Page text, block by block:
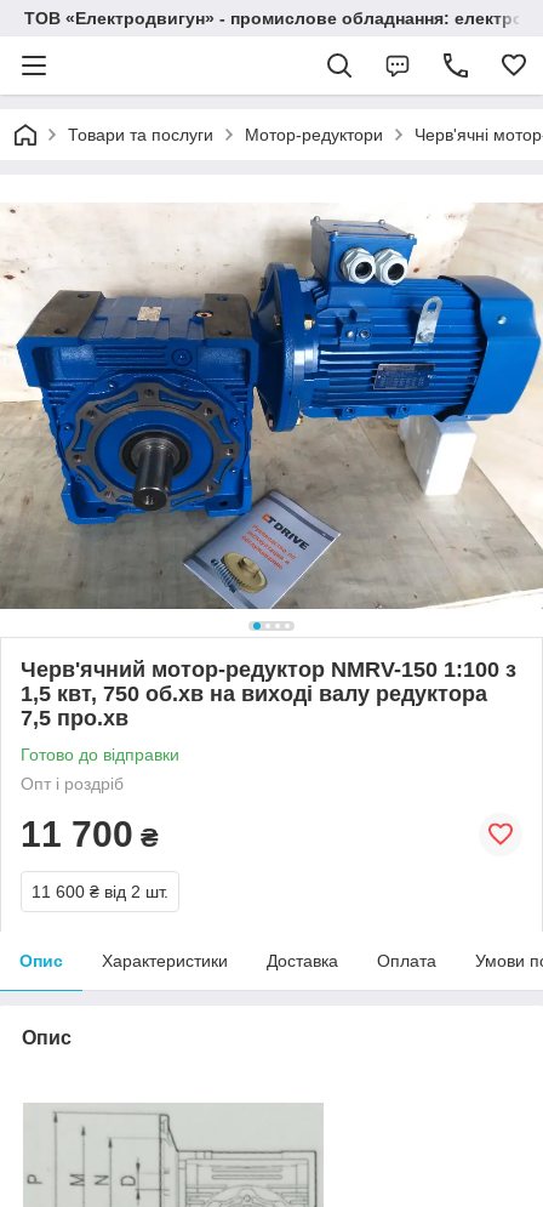
ТОВ «Електродвигун» - промислове обладнання:
Товари та послуги Мотор-редуктори Черв'ячні
Черв'ячний мотор-редуктор NMRV-150 1:100 з
1,5 квт, 750 об.хв на виході валу редуктора
7,5 про.хв
Готово до відправки
Опт і роздріб
11 700 ₴
11 600 ₴ від 2 шт.
Опис Характеристики Доставка Оплата Умови
Опис